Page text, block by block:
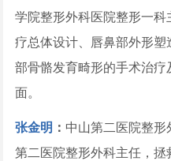
学院整形外科医院整形一
疗总体设计、唇鼻部外形
部骨骼发育畸形的手术治
面。
张金明 ： 中山第二医院整形
第二医院整形外科主任，